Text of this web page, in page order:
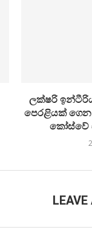
ලක්ෂරි
පෙරළියක්
කෝස්වේ